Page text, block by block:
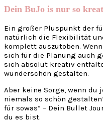
Dein BuJo is nur so
Ein großer Pluspunkt der
natürlich die Flexibilität
komplett auszutoben.
sich für die Planung auch
sich absolut kreativ
wunderschön gestalten.
Aber keine Sorge, wenn du
niemals so schön
für sowas” – Dein Bullet
du es bist.